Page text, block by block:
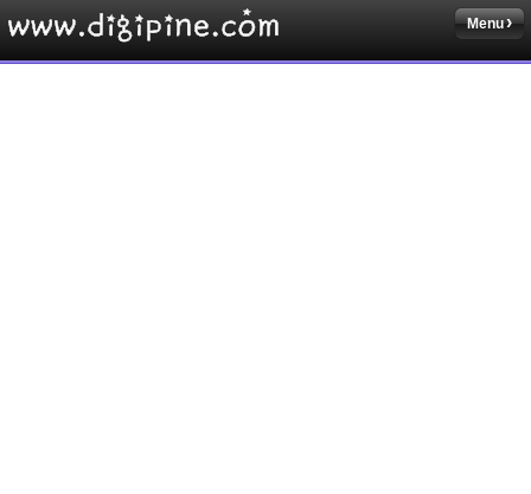
Menu
Sketchbook5, 스케치북5